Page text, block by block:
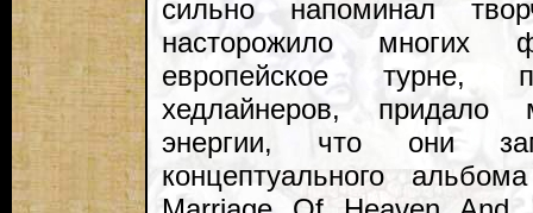
сильно напоминал
насторожило многих
европейское турне,
хедлайнеров, придало
энергии, что они
концептуального